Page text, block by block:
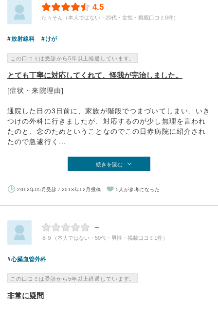
4.5
たぅそん（本人ではない・20代・女性・掲載口コミ8件）
放射線科 けが
この口コミは受診から5年以上経過しています。
とても丁寧に対応してくれて、怪我が完治しました。
[症状・来院理由]
通院した日の3日前に、家族が階段でつまづいてしまい、いき
つけの外科に行きましたが、対応するのが少し無理を言われ
たのと、念のためということなのでこの日赤病院に紹介され
たので急遽行く...
続きを読む
2012年05月受診 / 2013年12月投稿 5人が参考になった
－
８９（本人ではない・50代・男性・掲載口コミ1件）
心臓血管外科
この口コミは受診から5年以上経過しています。
非常に疑問